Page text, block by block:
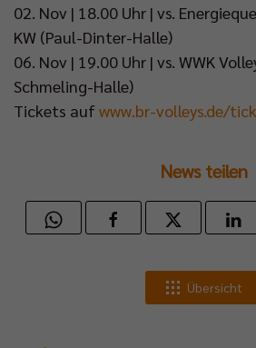
02. Nov | 18.00 Uhr | vs.
KW (Paul-Dinter-Halle)
06. Nov | 19.00 Uhr | vs. WWK
Schmeling-Halle)
Tickets auf www.br-volleys.de/
News teilen
Übersicht